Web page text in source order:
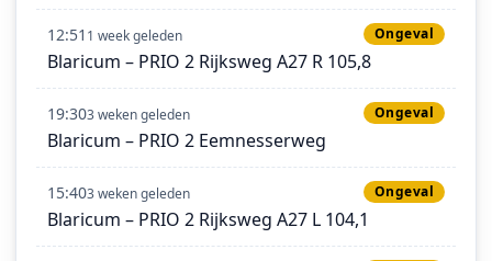
12:51 1 week geleden Ongeval
Blaricum – PRIO 2 Rijksweg A27 R 105,8
19:303 weken geleden Ongeval
Blaricum – PRIO 2 Eemnesserweg
15:403 weken geleden Ongeval
Blaricum – PRIO 2 Rijksweg A27 L 104,1